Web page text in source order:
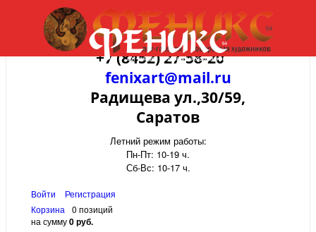
+7 (8452) 27-58-20
fenixart@mail.ru
Радищева ул.,30/59,
Саратов
Летний режим работы:
Пн-Пт: 10-19 ч.
Сб-Вс: 10-17 ч.
Войти
Регистрация
Корзина
0 позиций
на сумму0 руб.